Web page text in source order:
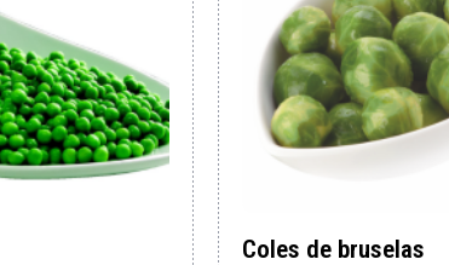
Coles de bruselas